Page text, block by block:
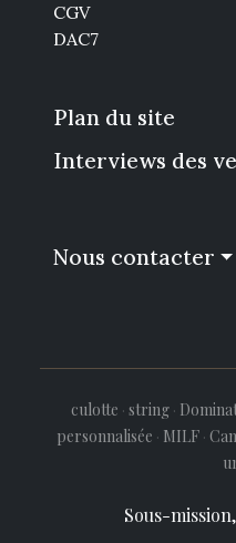
CGV
DAC7
Plan du site
Interviews des
Nous contacter
culotte · string ·
personnalisée · MILF ·
Sous-